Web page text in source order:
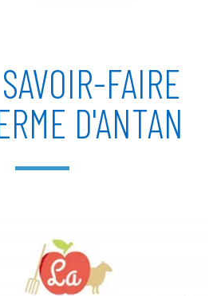
FAIRE
D'ANTAN